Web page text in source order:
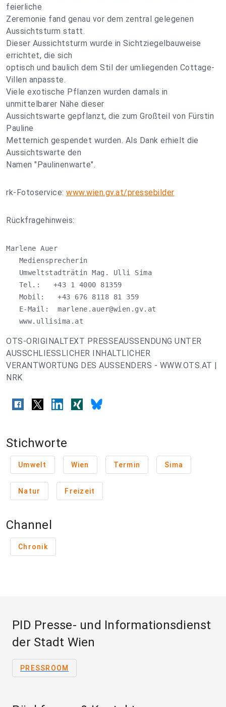
feierliche
Zeremonie fand genau vor dem zentral gelegenen
Aussichtsturm statt.
Dieser Aussichtsturm wurde in Sichtziegelbauweise
errichtet, die sich
optisch und baulich dem Stil der umliegenden Cottage-
Villen anpasste.
Viele exotische Pflanzen wurden damals in
unmittelbarer Nähe dieser
Aussichtswarte gepflanzt, die zum Großteil von Fürstin
Pauline
Metternich gespendet wurden. Als Dank erhielt die
Aussichtswarte den
Namen "Paulinenwarte".
rk-Fotoservice: www.wien.gv.at/pressebilder
Rückfragehinweis:
Marlene Auer
   Mediensprecherin
   Umweltstadträtin Mag. Ulli Sima
   Tel.:   +43 1 4000 81359
   Mobil:   +43 676 8118 81 359
   E-Mail:
marlene.auer@wien.gv.at
   www.ullisima.at
OTS-ORIGINALTEXT PRESSEAUSSENDUNG UNTER
AUSSCHLIESSLICHER INHALTLICHER
VERANTWORTUNG DES AUSSENDERS - WWW.OTS.AT |
NRK
Stichworte
Umwelt Wien Termin Sima
Natur Freizeit
Channel
Chronik
PID Presse- und Informationsdienst
der Stadt Wien
PRESSROOM